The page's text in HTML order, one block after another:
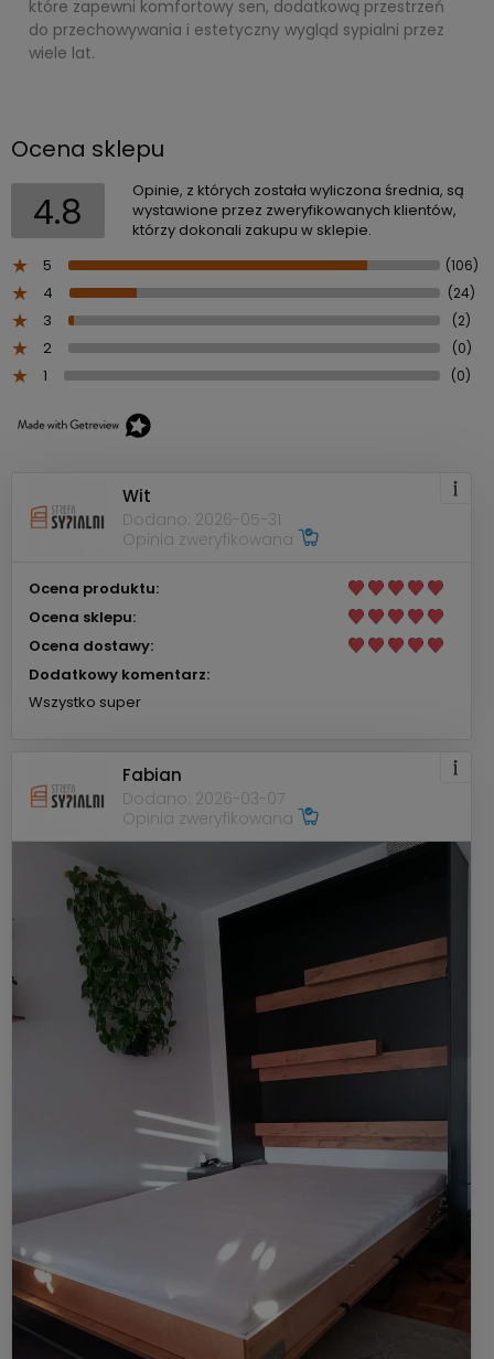
które zapewni komfortowy sen, dodatkową przestrzeń
do przechowywania i estetyczny wygląd sypialni przez
wiele lat.
Ocena sklepu
4.8
Opinie, z których została wyliczona średnia, są
wystawione przez zweryfikowanych klientów,
którzy dokonali zakupu w sklepie.
5
(106)
4 (24)
3 (2)
2 (0)
1 (0)
Wit
Dodano: 2026-05-31
Opinia zweryfikowana
Ocena produktu:
Ocena sklepu:
Ocena dostawy:
Dodatkowy komentarz:
Wszystko super
Fabian
Dodano: 2026-03-07
Opinia zweryfikowana